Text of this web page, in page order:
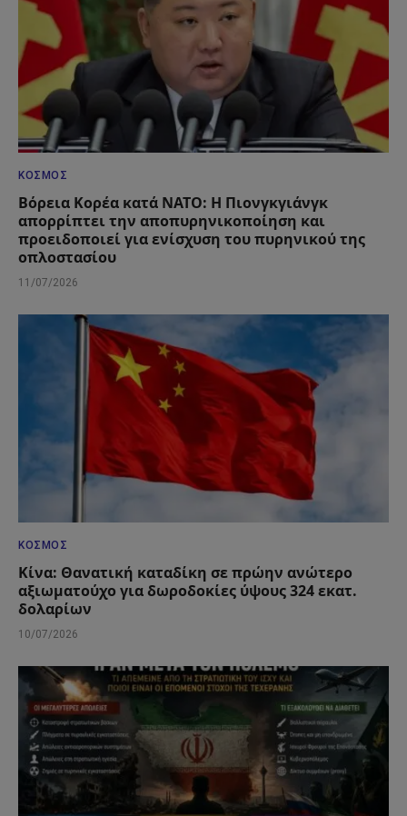
ΚΌΣΜΟΣ
Βόρεια Κορέα κατά ΝΑΤΟ: Η Πιονγκγιάνγκ
απορρίπτει την αποπυρηνικοποίηση και
προειδοποιεί για ενίσχυση του πυρηνικού της
οπλοστασίου
11/07/2026
ΚΌΣΜΟΣ
Κίνα: Θανατική καταδίκη σε πρώην ανώτερο
αξιωματούχο για δωροδοκίες ύψους 324 εκατ.
δολαρίων
10/07/2026